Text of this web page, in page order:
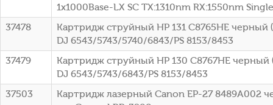
1x1000Base-LX SC ТХ:1310nm RX:1550nm
37478
Картридж струйный HP 131 C8765HE черный
DJ 6543/5743/5740/6843/PS 8153/8453
37479
Картридж струйный HP 130 C8767HE черный
DJ 6543/5743/6843/PS 8153/8453
37503
Картридж лазерный Canon EP-27 8489A002